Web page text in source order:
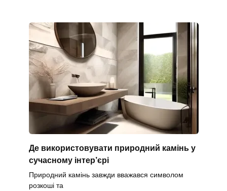
Де використовувати природний камінь у
сучасному інтер’єрі
Природний камінь завжди вважався символом
розкоші та